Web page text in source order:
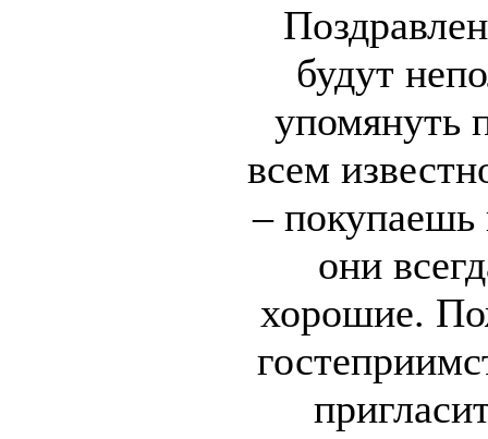
будут
упомянуть
всем
– покупаешь
они
хорошие.